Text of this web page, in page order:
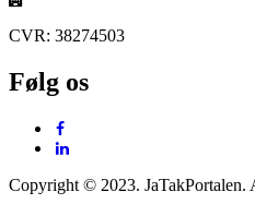
CVR: 38274503
Følg os
Copyright © 2023. JaTakPortalen.